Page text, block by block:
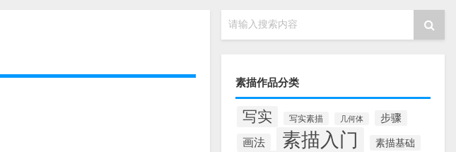
请输入搜索内容
素描作品分类
写实 写实素描 几何体 步骤
画法 素描入门 素描基础